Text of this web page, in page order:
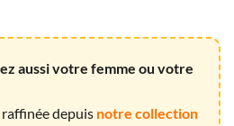
aussi votre femme ou votre
depuis notre collection